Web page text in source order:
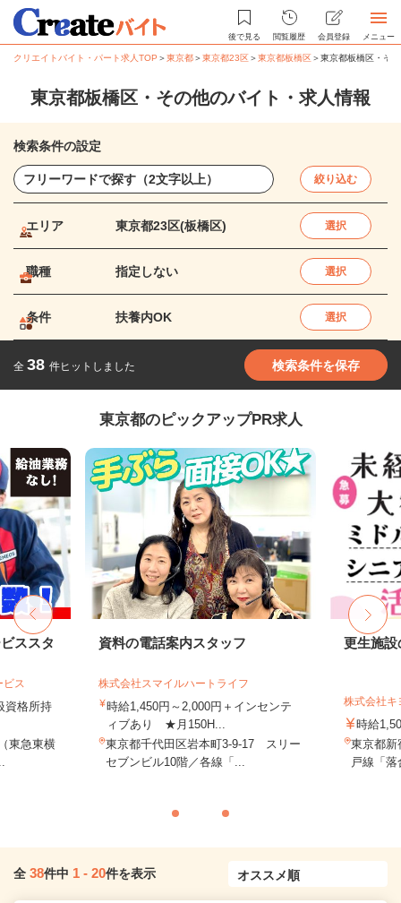
後で見る 閲覧履歴 会員登録 メニュー
クリエイトバイト・パート求人TOP ＞東京都＞東京都23区＞東京都板橋区＞東京都板橋区・そ
東京都板橋区・その他のバイト・求人情報
検索条件の設定
絞り込む
エリア 東京都23区(板橋区) 選択
職種 指定しない 選択
条件 扶養内OK 選択
全 38 件ヒットしました 検索条件を保存
東京都のピックアップPR求人
ススタ
ス
格所持
東急東横
資料の電話案内スタッフ
株式会社スマイルハートライフ
時給1,450円～2,000円＋インセンテ
ィブあり ★月150H...
東京都千代田区岩本町3-9-17 スリー
セブンビル10階／各線「...
更生施設
株式会社キ
時給
東京都新
戸線「
全 38件中 1 - 20件を表示